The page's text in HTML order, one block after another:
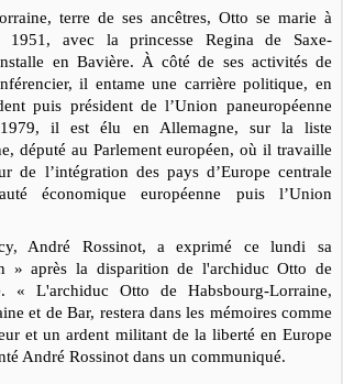
terre de ses ancêtres, Otto se marie à
avec la princesse Regina de Saxe-
en Bavière. À côté de ses activités de
il entame une carrière politique, en
puis président de l’Union paneuropéenne
1979, il est élu en Allemagne, sur la liste
député au Parlement européen, où il travaille
de l’intégration des pays d’Europe centrale
économique européenne puis l’Union
André Rossinot, a exprimé ce lundi sa
» après la disparition de l'archiduc Otto de
« L'archiduc Otto de Habsbourg-Lorraine,
et de Bar, restera dans les mémoires comme
et un ardent militant de la liberté en Europe
André Rossinot dans un communiqué.